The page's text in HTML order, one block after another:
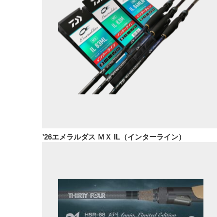
’26エメラルダス ＭＸ IL（インターライン）